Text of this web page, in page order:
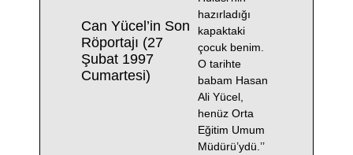
Can Yücel’in Son
Röportajı (27
Şubat 1997
Cumartesi)
hazırladığı
kapaktaki
çocuk benim.
O tarihte
babam Hasan
Ali Yücel,
henüz Orta
Eğitim Umum
Müdürü’ydü.’’